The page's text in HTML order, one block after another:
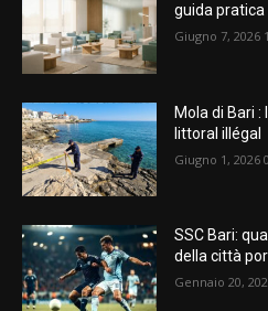
guida pratica
Giugno 7, 2026
Mola di Bari :
littoral illégal
Giugno 1, 2026
SSC Bari:
della città
Gennaio 20,